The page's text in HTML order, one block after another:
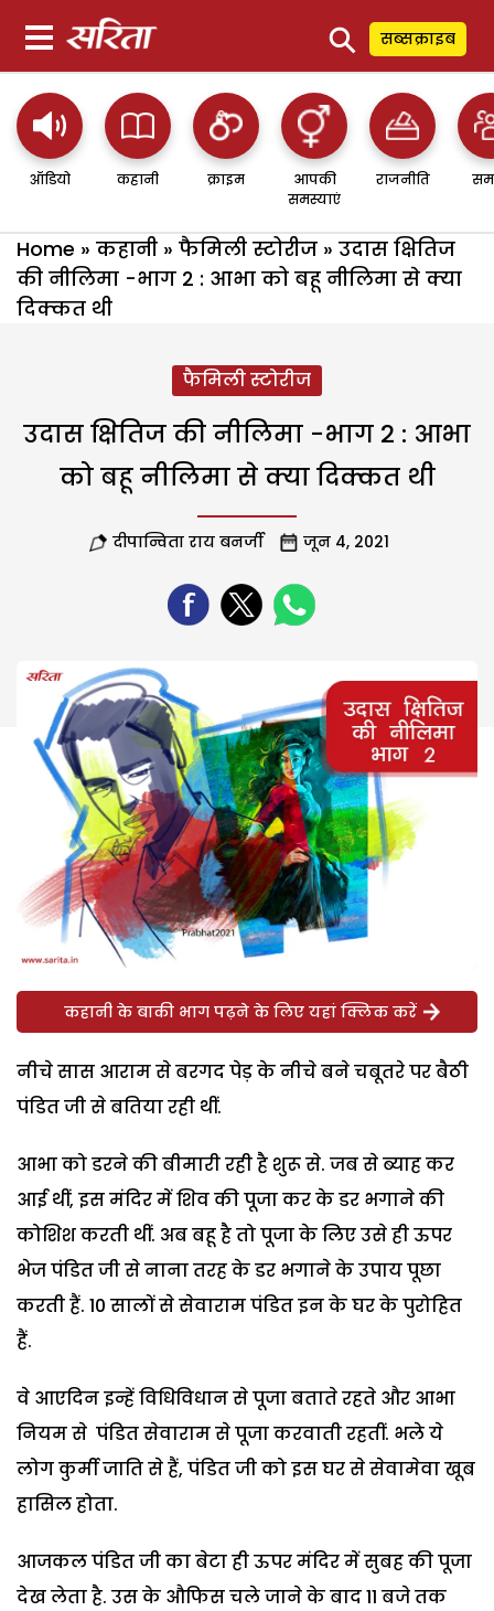
⚲ सब्सक्राइब
ऑडियो कहानी क्राइम
आपकी
समस्याएं
राजनीति
Home » कहानी » फैमिली स्टोरीज » उदास क्षितिज
की नीलिमा -भाग 2 : आभा को बहू नीलिमा से क्या
दिक्कत थी
फैमिली स्टोरीज
उदास क्षितिज की नीलिमा -भाग 2 : आभा
को बहू नीलिमा से क्या दिक्कत थी
दीपान्विता राय बनर्जी जून 4, 2021
कहानी के बाकी भाग पढ़ने के लिए यहां क्लिक करें
नीचे सास आराम से बरगद पेड़ के नीचे बने चबूतरे पर बैठी
पंडित जी से बतिया रही थीं.
आभा को डरने की बीमारी रही है शुरू से. जब से ब्याह कर
आई थीं, इस मंदिर में शिव की पूजा कर के डर भगाने की
कोशिश करती थीं. अब बहू है तो पूजा के लिए उसे ही ऊपर
भेज पंडित जी से नाना तरह के डर भगाने के उपाय पूछा
करती हैं. 10 सालों से सेवाराम पंडित इन के घर के पुरोहित
हैं.
वे आएदिन इन्हें विधिविधान से पूजा बताते रहते और आभा
नियम से पंडित सेवाराम से पूजा करवाती रहतीं. भले ये
लोग कुर्मी जाति से हैं, पंडित जी को इस घर से सेवामेवा खूब
हासिल होता.
आजकल पंडित जी का बेटा ही ऊपर मंदिर में सुबह की पूजा
देख लेता है. उस के औफिस चले जाने के बाद 11 बजे तक